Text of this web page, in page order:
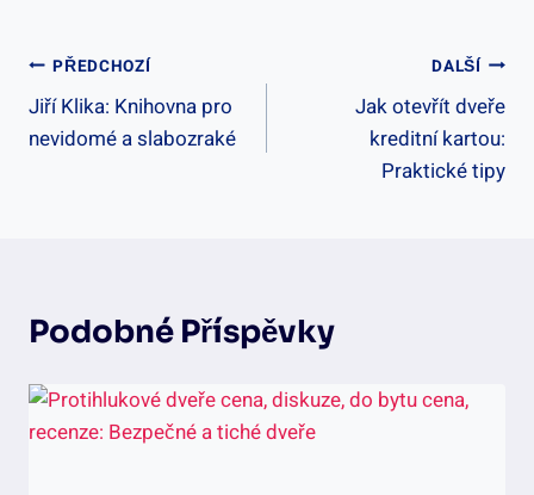
Navigace
Pro
PŘEDCHOZÍ
Jiří Klika: Knihovna pro
nevidomé a slabozraké
DALŠÍ
Jak otevřít dveře
kreditní kartou:
Praktické tipy
Podobné Příspěvky